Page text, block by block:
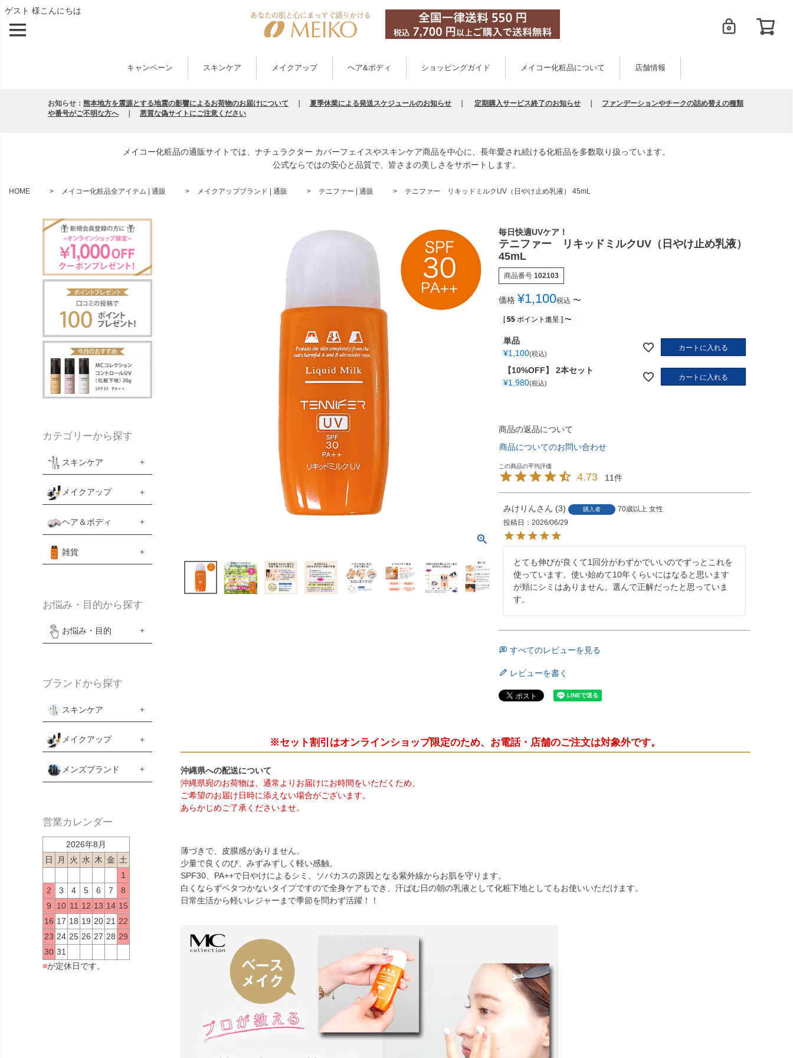
ゲスト 様こんにちは
キャンペーン スキンケア メイクアップ ヘア&ボディ ショッピングガイド メイコー化粧品について 店舗情報
お知らせ： 熊本地方を震源とする地震の影響によるお荷物のお届けについて 夏季休業による発送スケジュールのお知らせ 定期購入サービス終了のお知らせ
ファンデーションやチークの詰め替えの種類
や番号がご不明な方へ｜ 悪質な偽サイトにご注意ください
メイコー化粧品の通販サイトでは、ナチュラクター カバーフェイスやスキンケア商品を中心に、長年愛され続ける化粧品を多数取り扱っています。
公式ならではの安心と品質で、皆さまの美しさをサポートします。
HOME メイコー化粧品全アイテム | 通販 メイクアップブランド | 通販 テニファー | 通販 テニファー リキッドミルクUV（日やけ止め乳液） 45mL
カテゴリーから探す
スキンケア
メイクアップ
ヘア＆ボディ
雑貨
お悩み・目的から探す
お悩み・目的
ブランドから探す
スキンケア
メイクアップ
メンズブランド
営業カレンダー
2026年8月
日
月 火 水 木 金 土
1
2
3 4 5 6 7
8
9
10 11 12 13 14 15
16 17 18 19 20 21 22
23 24 25 26 27 28 29
30 31
■が定休日です。
毎日快適UVケア！
テニファー リキッドミルクUV（日やけ止め乳液）
45mL
商品番号 102103
価格 ¥1,100税込 〜
[ 55 ポイント進呈 ] 〜
単品
¥1,100 税込
カートに入れる
【10%OFF】 2本セット
¥1,980 税込
カートに入れる
商品の返品について
商品についてのお問い合わせ
4.73 11
みけりん 3 購入者 70歳以上 女性
投稿日
2026/06/29
とても伸びが良くて1回分がわずかでいいのでずっとこれを
使っています。使い始めて10年くらいにはなると思います
が頬にシミはありません。選んで正解だったと思っていま
す。
すべてのレビューを見る
レビューを書く
※セット割引はオンラインショップ限定のため、お電話・店舗のご注文は対象外です。
沖縄県への配送について
沖縄県宛のお荷物は、通常よりお届けにお時間をいただくため、
ご希望のお届け日時に添えない場合がございます。
あらかじめご了承くださいませ。
薄づきで、皮膜感がありません。
少量で良くのび、みずみずしく軽い感触。
SPF30、PA++で日やけによるシミ、ソバカスの原因となる紫外線からお肌を守ります。
白くならずベタつかないタイプですので全身ケアもでき、汗ばむ日の朝の乳液として化粧下地としてもお使いいただけます。
日常生活から軽いレジャーまで季節を問わず活躍！！